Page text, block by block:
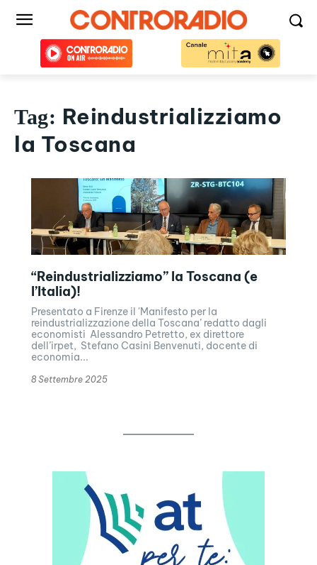
Tag: Reindustrializziamo
la Toscana
“Reindustrializziamo” la Toscana (e
l’Italia)!
Presentato a Firenze il 'Manifesto per la
reindustrializzazione della Toscana’ redatto dagli
economisti Alessandro Petretto, ex direttore
dell’irpet, Stefano Casini Benvenuti, docente di
economia...
8 Settembre 2025